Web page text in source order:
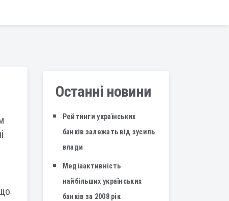
Останні новини
Рейтинги українських
банків залежать від зусиль
влади
Медіаактивність
найбільших українських
банків за 2008 рік